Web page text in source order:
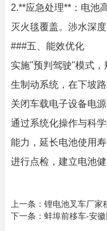
2.**应急处理**：电池
灭火毯覆盖。涉水深
###五、能效优化
实施"预判驾驶"模式
生制动系统，在下坡
关闭车载电子设备电源
通过系统化操作与科
能力，延长电池使用
进行点检，建立电池健
上一条： 锂电池叉车厂家
下一条： 蚌埠前移车-安